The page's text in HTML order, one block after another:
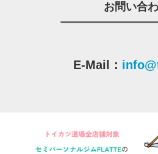
お問い合
E-Mail：